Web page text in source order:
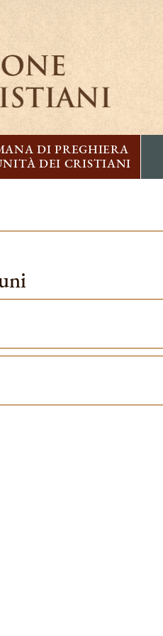
DI PREGHIERA
DEI CRISTIANI